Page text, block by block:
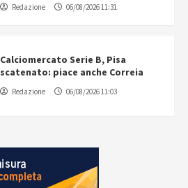
Redazione 06/08/2026 11:31
Calciomercato Serie B, Pisa
scatenato: piace anche Correia
Redazione 06/08/2026 11:03